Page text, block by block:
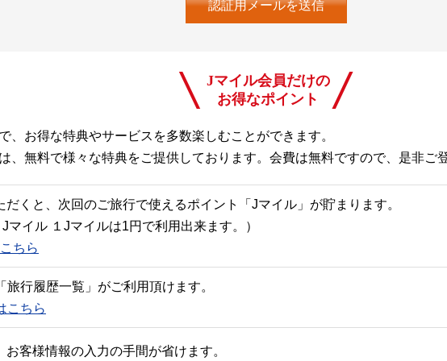
Jマイル会員だけの
お得なポイント
、お得な特典やサービスを多数楽しむことができます。
、無料で様々な特典をご提供しております。会費は無料ですので、是非ご
だくと、次回のご旅行で使えるポイント「Jマイル」が貯まります。
Jマイル １Jマイルは1円で利用出来ます。）
ちら
旅行履歴一覧」がご利用頂けます。
こちら
お客様情報の入力の手間が省けます。